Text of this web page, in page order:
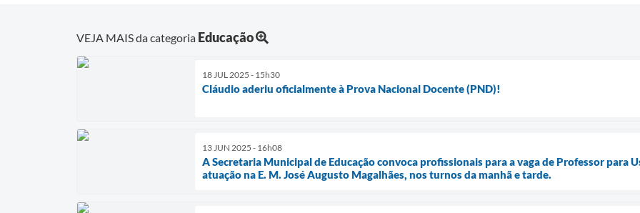
VEJA MAIS da categoria Educação
18 JUL 2025 - 15h30
Cláudio aderiu oficialmente à Prova Nacional Docente (PND)!
13 JUN 2025 - 16h08
A Secretaria Municipal de Educação convoca profissionais para a vaga de Professor para
atuação na E. M. José Augusto Magalhães, nos turnos da manhã e tarde.